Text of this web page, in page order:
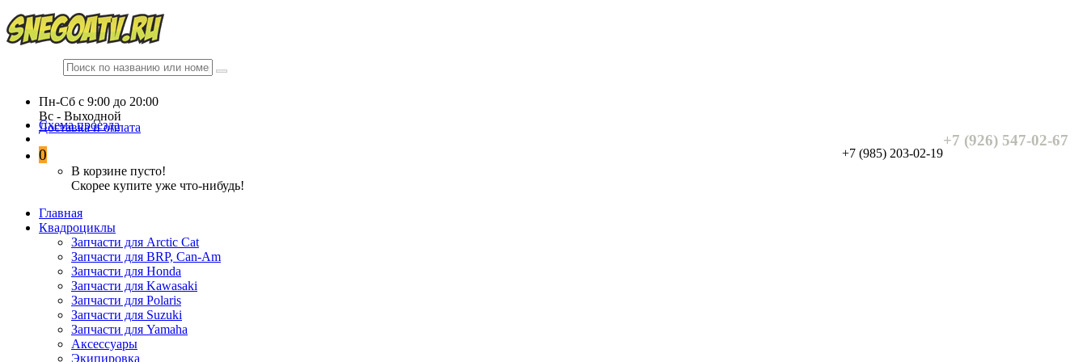
Пн-Сб c 9:00 до 20:00
Вc - Выходной
Схема проезда
Доставка и оплата
+7 (926) 547-02-67
+7 (985) 203-02-19
0
В корзине пусто!
Скорее купите уже что-нибудь!
Главная
Квадроциклы
Запчасти для Arctic Cat
Запчасти для BRP, Can-Am
Запчасти для Honda
Запчасти для Kawasaki
Запчасти для Polaris
Запчасти для Suzuki
Запчасти для Yamaha
Аксессуары
Экипировка